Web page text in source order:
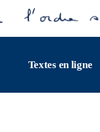
Textes en ligne